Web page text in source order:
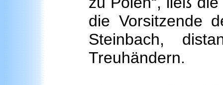
die Vorsitzende
Steinbach,
Treuhändern.